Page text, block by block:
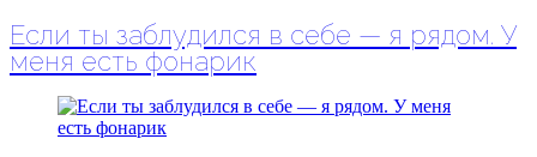
Если ты заблудился в себе — я рядом. У
меня есть фонарик